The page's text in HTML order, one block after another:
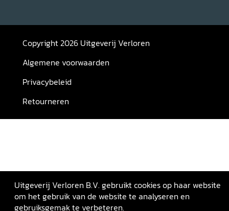
Copyright 2026 Uitgeverij Verloren
Algemene voorwaarden
Privacybeleid
Retourneren
Uitgeverij Verloren B.V. gebruikt cookies op haar website
om het gebruik van de website te analyseren en
gebruiksgemak te verbeteren.